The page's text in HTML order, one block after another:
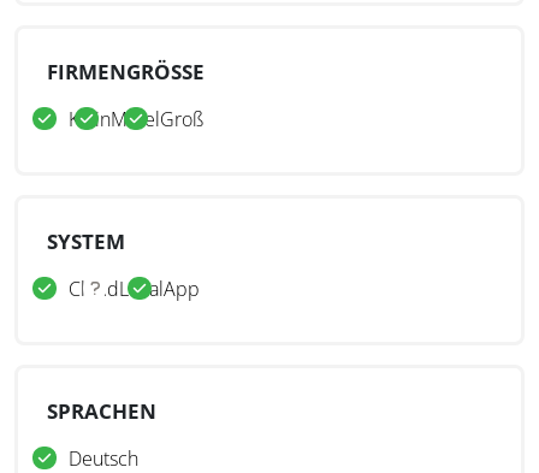
FIRMENGRÖSSE
KleinMittelGroß
SYSTEM
CloudLokalApp
SPRACHEN
Deutsch